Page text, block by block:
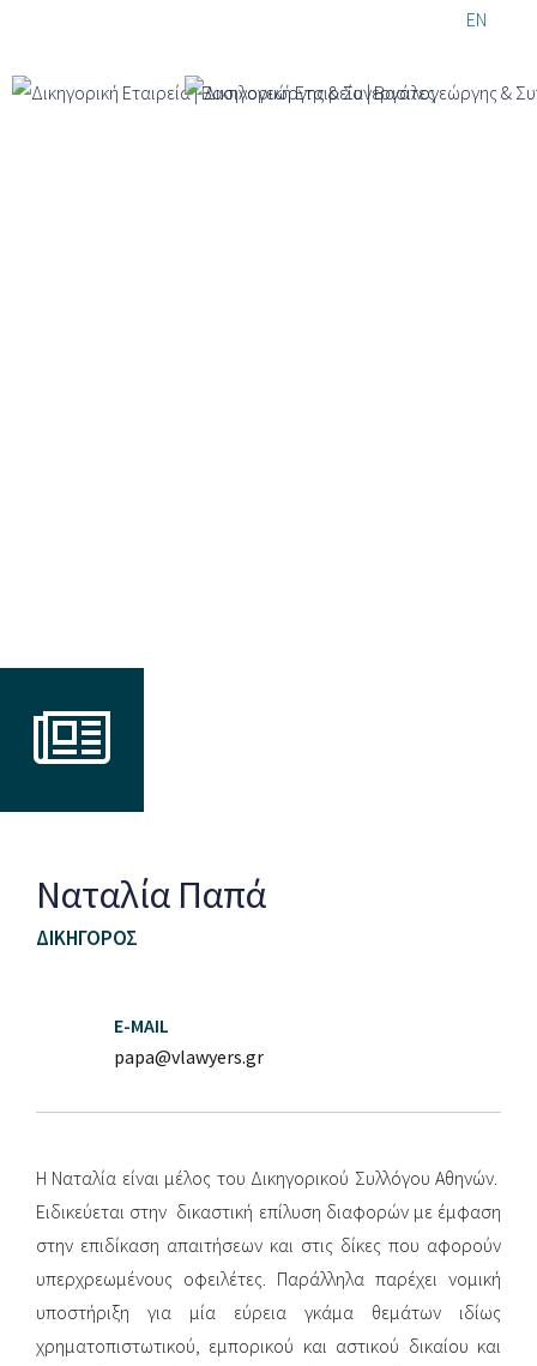
κυρίως
EN
Ναταλία Παπά
ΔΙΚΗΓΌΡΟΣ
E-MAIL
papa@vlawyers.gr
Η Ναταλία είναι μέλος του Δικηγορικού Συλλόγου Αθηνών.
Ειδικεύεται στην δικαστική επίλυση διαφορών με έμφαση
στην επιδίκαση απαιτήσεων και στις δίκες που αφορούν
υπερχρεωμένους οφειλέτες. Παράλληλα παρέχει νομική
υποστήριξη για μία εύρεια γκάμα θεμάτων ιδίως
χρηματοπιστωτικού, εμπορικού και αστικού δικαίου και